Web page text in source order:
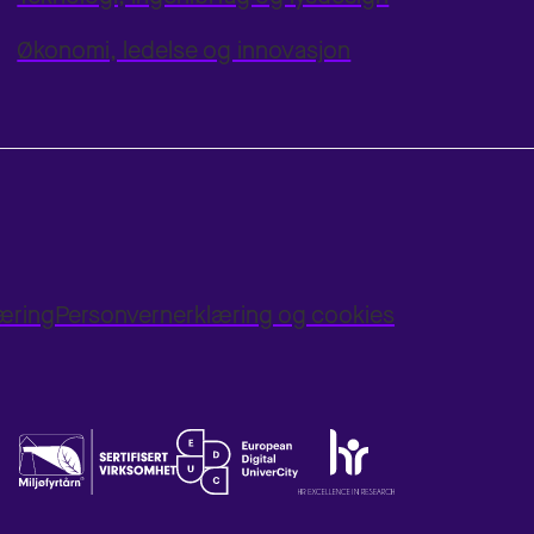
Økonomi, ledelse og innovasjon
Personvernerklæring og cookies